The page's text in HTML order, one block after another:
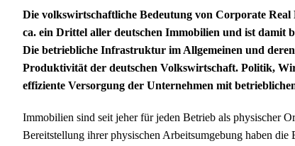
Die volkswirtschaftliche Bedeutung von Corporate
ca. ein Drittel aller deutschen Immobilien und ist
Die betriebliche Infrastruktur im Allgemeinen und
Produktivität der deutschen Volkswirtschaft. Politik,
effiziente Versorgung der Unternehmen mit
Immobilien sind seit jeher für jeden Betrieb als physischer
Bereitstellung ihrer physischen Arbeitsumgebung haben